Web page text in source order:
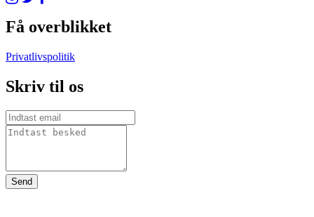
Få overblikket
Privatlivspolitik
Skriv til os